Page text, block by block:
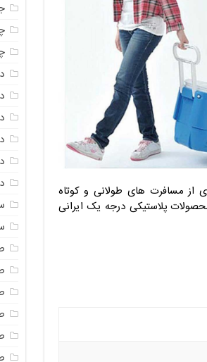
از مسافرت های طولانی و کوتاه
پلاستیکی درجه یک ایرانی